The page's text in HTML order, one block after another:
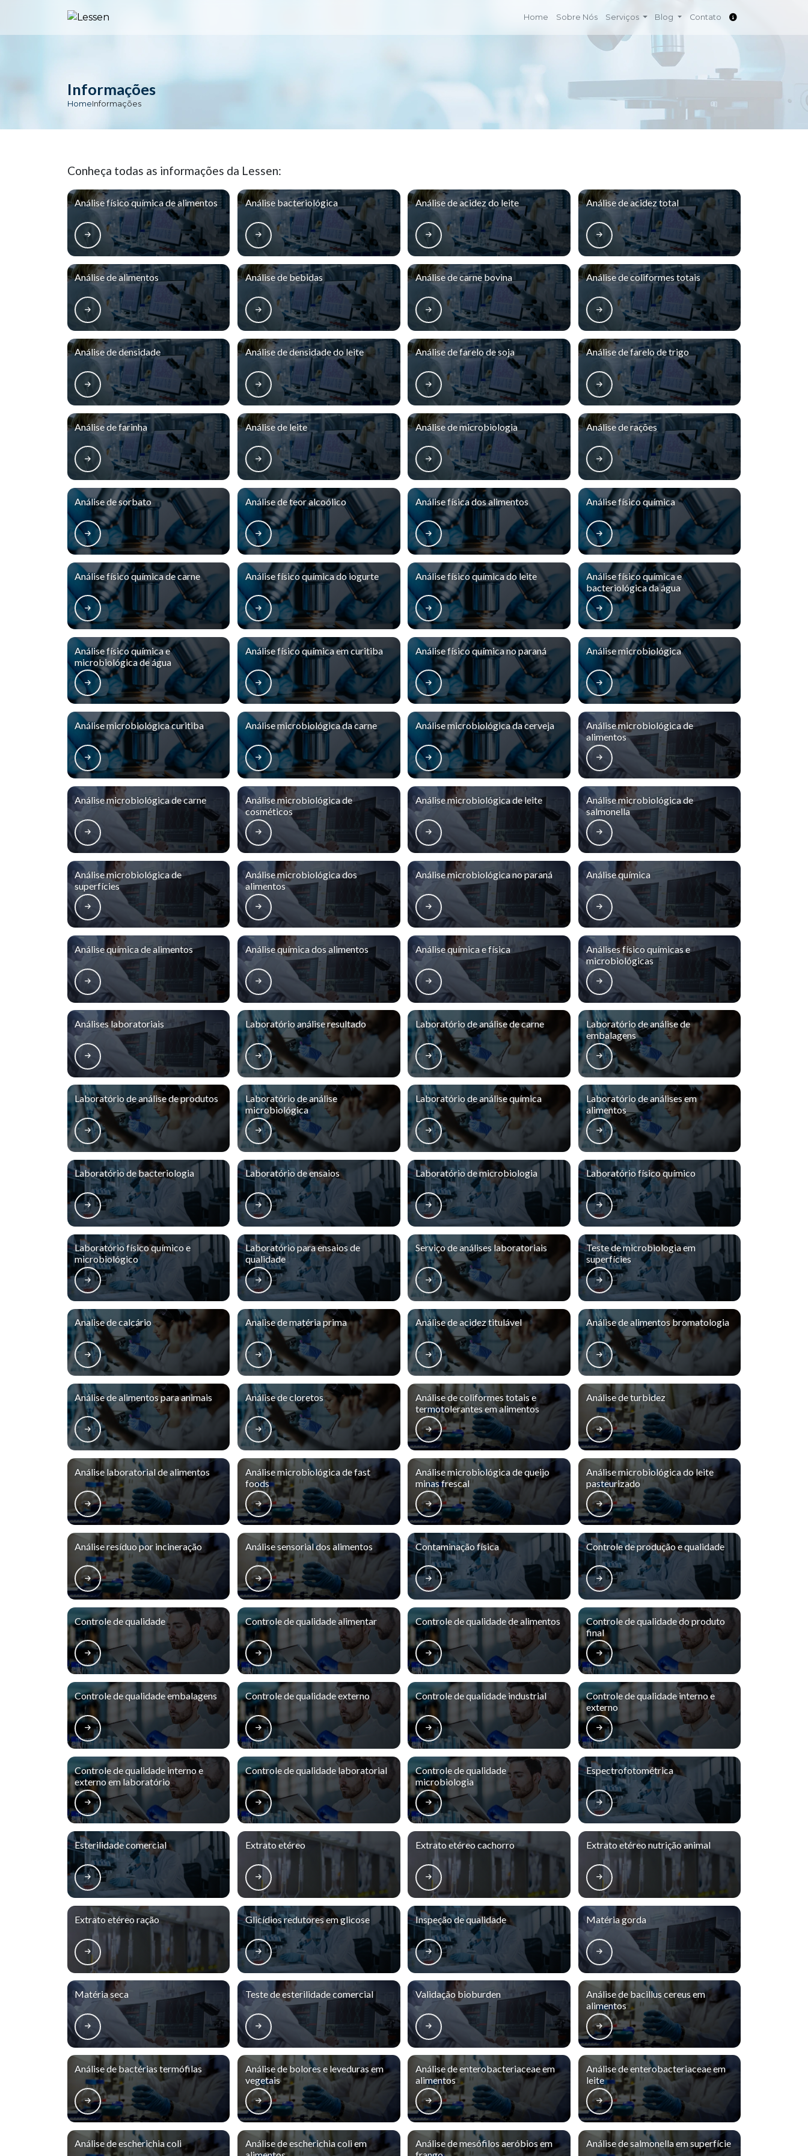
Home Sobre Nós Serviços Blog Contato
Informações
HomeInformações
Conheça todas as informações da Lessen:
Análise físico química de alimentos Análise bacteriológica Análise de acidez do leite Análise de acidez total
Análise de alimentos Análise de bebidas Análise de carne bovina Análise de coliformes totais
Análise de densidade Análise de densidade do leite Análise de farelo de soja Análise de farelo de trigo
Análise de farinha Análise de leite Análise de microbiologia Análise de rações
Análise de sorbato Análise de teor alcoólico Análise física dos alimentos Análise físico química
Análise físico química de carne Análise físico química do iogurte Análise físico química do leite
Análise físico química e
bacteriológica da água
Análise físico química e
microbiológica de água
Análise físico química em curitiba Análise físico química no paraná Análise microbiológica
Análise microbiológica curitiba Análise microbiológica da carne Análise microbiológica da cerveja
Análise microbiológica de
alimentos
Análise microbiológica de carne
Análise microbiológica de
cosméticos
Análise microbiológica de leite
Análise microbiológica de
salmonella
Análise microbiológica de
superfícies
Análise microbiológica dos
alimentos
Análise microbiológica no paraná Análise química
Análise química de alimentos Análise química dos alimentos Análise química e física
Análises físico químicas e
microbiológicas
Análises laboratoriais Laboratório análise resultado Laboratório de análise de carne
Laboratório de análise de
embalagens
Laboratório de análise de produtos
Laboratório de análise
microbiológica
Laboratório de análise química
Laboratório de análises em
alimentos
Laboratório de bacteriologia Laboratório de ensaios Laboratório de microbiologia Laboratório físico químico
Laboratório físico químico e
microbiológico
Laboratório para ensaios de
qualidade
Serviço de análises laboratoriais
Teste de microbiologia em
superfícies
Analise de calcário Analise de matéria prima Análise de acidez titulável Análise de alimentos bromatologia
Análise de alimentos para animais Análise de cloretos
Análise de coliformes totais e
termotolerantes em alimentos
Análise de turbidez
Análise laboratorial de alimentos
Análise microbiológica de fast
foods
Análise microbiológica de queijo
minas frescal
Análise microbiológica do leite
pasteurizado
Análise resíduo por incineração Análise sensorial dos alimentos Contaminação física Controle de produção e qualidade
Controle de qualidade Controle de qualidade alimentar Controle de qualidade de alimentos
Controle de qualidade do produto
final
Controle de qualidade embalagens Controle de qualidade externo Controle de qualidade industrial
Controle de qualidade interno e
externo
Controle de qualidade interno e
externo em laboratório
Controle de qualidade laboratorial
Controle de qualidade
microbiologia
Espectrofotométrica
Esterilidade comercial Extrato etéreo Extrato etéreo cachorro Extrato etéreo nutrição animal
Extrato etéreo ração Glicídios redutores em glicose Inspeção de qualidade Matéria gorda
Matéria seca Teste de esterilidade comercial Validação bioburden
Análise de bacillus cereus em
alimentos
Análise de bactérias termófilas
Análise de bolores e leveduras em
vegetais
Análise de enterobacteriaceae em
alimentos
Análise de enterobacteriaceae em
leite
Análise de escherichia coli
Análise de escherichia coli em
Análise de mesófilos aeróbios em
Análise de salmonella em superfície